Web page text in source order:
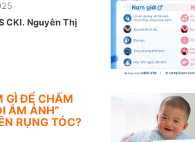
CKI. Nguyễn Thị
GÌ ĐỂ CHẤM
ÁM ẢNH”
RỤNG TÓC?